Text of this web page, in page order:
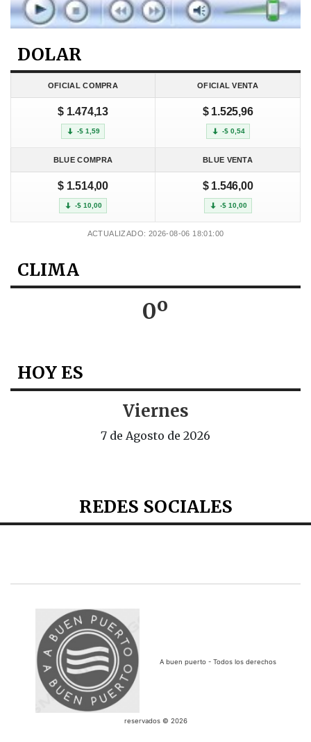
DOLAR
OFICIAL COMPRA OFICIAL VENTA
$ 1.474,13
-$ 1,59
$ 1.525,96
-$ 0,54
BLUE COMPRA BLUE VENTA
$ 1.514,00
-$ 10,00
$ 1.546,00
-$ 10,00
ACTUALIZADO: 2026-08-06 18:01:00
CLIMA
0º
HOY ES
Viernes
7 de Agosto de 2026
REDES SOCIALES
A buen puerto - Todos los derechos
reservados © 2026